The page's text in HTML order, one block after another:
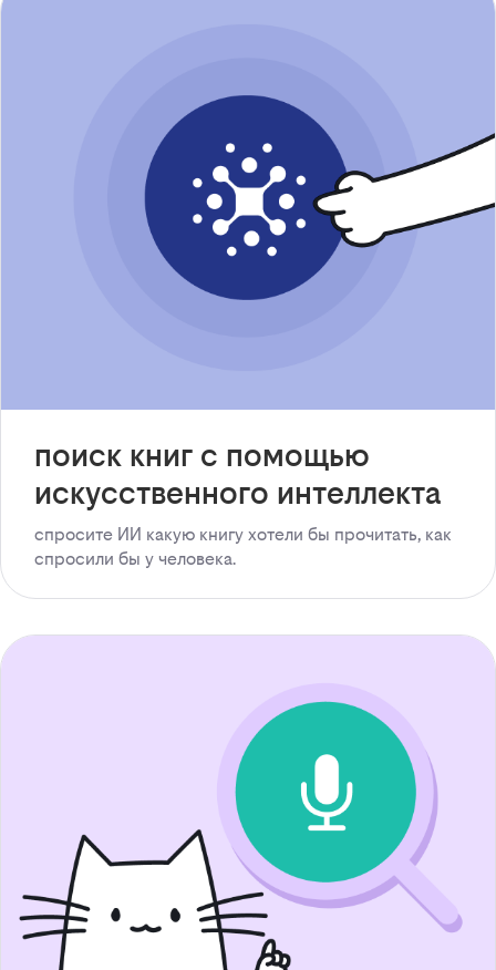
поиск книг с помощью
искусственного интеллекта
спросите ИИ какую книгу хотели бы прочитать, как
спросили бы у человека.